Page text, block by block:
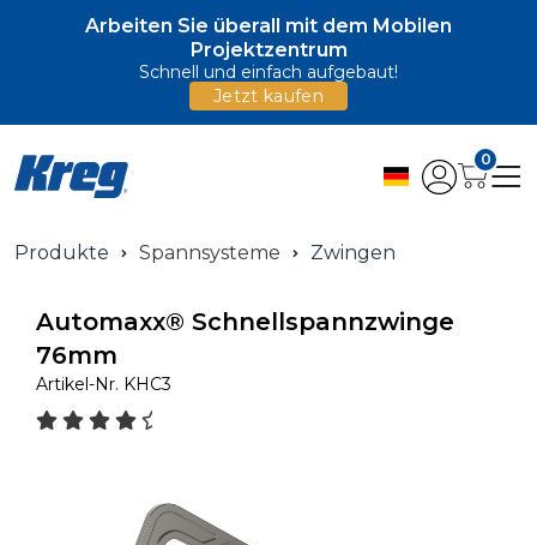
Arbeiten Sie überall mit dem Mobilen
Projektzentrum
Schnell und einfach aufgebaut!
Jetzt kaufen
0
Produkte Spannsysteme Zwingen
Automaxx® Schnellspannzwinge
76mm
Artikel-Nr. KHC3